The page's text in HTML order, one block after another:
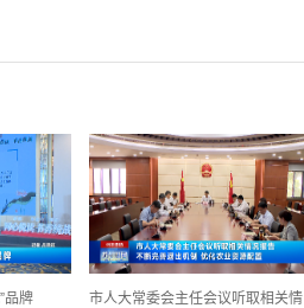
品牌 市人大常委会主任会议听取相关情